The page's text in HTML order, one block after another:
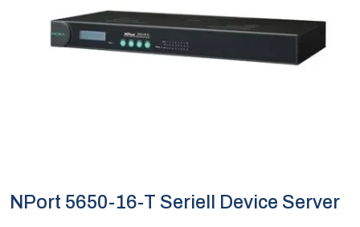
NPort 5650-16-T Seriell Device Server
Infosenter
Software og analyse